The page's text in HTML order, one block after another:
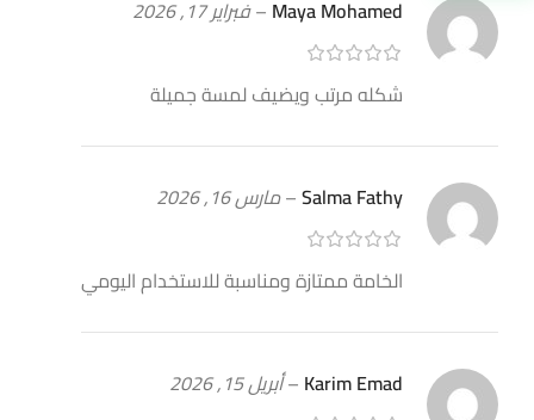
Maya Mohamed
–فبراير 17, 2026
شكله مرتب ويضيف لمسة جميلة
Salma Fathy
–مارس 16, 2026
الخامة ممتازة ومناسبة للاستخدام اليومي
Karim Emad
–أبريل 15, 2026